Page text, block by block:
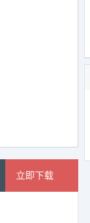
立即下载